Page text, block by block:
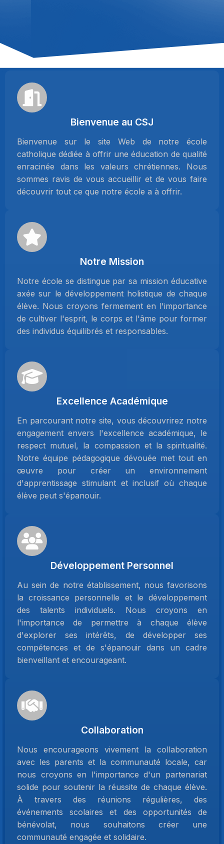
Bienvenue au CSJ
Bienvenue sur le site Web de notre école
catholique dédiée à offrir une éducation de qualité
enracinée dans les valeurs chrétiennes. Nous
sommes ravis de vous accueillir et de vous faire
découvrir tout ce que notre école a à offrir.
Notre Mission
Notre école se distingue par sa mission éducative
axée sur le développement holistique de chaque
élève. Nous croyons fermement en l'importance
de cultiver l'esprit, le corps et l'âme pour former
des individus équilibrés et responsables.
Excellence Académique
En parcourant notre site, vous découvrirez notre
engagement envers l'excellence académique, le
respect mutuel, la compassion et la spiritualité.
Notre équipe pédagogique dévouée met tout en
œuvre pour créer un environnement
d'apprentissage stimulant et inclusif où chaque
élève peut s'épanouir.
Développement Personnel
Au sein de notre établissement, nous favorisons
la croissance personnelle et le développement
des talents individuels. Nous croyons en
l'importance de permettre à chaque élève
d'explorer ses intérêts, de développer ses
compétences et de s'épanouir dans un cadre
bienveillant et encourageant.
Collaboration
Nous encourageons vivement la collaboration
avec les parents et la communauté locale, car
nous croyons en l'importance d'un partenariat
solide pour soutenir la réussite de chaque élève.
À travers des réunions régulières, des
événements scolaires et des opportunités de
bénévolat, nous souhaitons créer une
communauté engagée et solidaire.